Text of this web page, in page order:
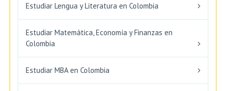
Estudiar Lengua y Literatura en Colombia
Estudiar Matemática, Economía y Finanzas en
Colombia
Estudiar MBA en Colombia